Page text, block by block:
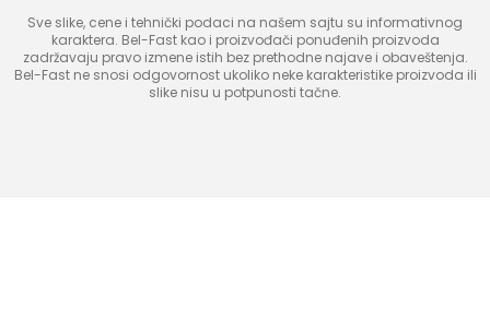
Sve slike, cene i tehnički podaci na našem sajtu su informativnog
karaktera. Bel-Fast kao i proizvođači ponuđenih proizvoda
zadržavaju pravo izmene istih bez prethodne najave i obaveštenja.
Bel-Fast ne snosi odgovornost ukoliko neke karakteristike proizvoda ili
slike nisu u potpunosti tačne.